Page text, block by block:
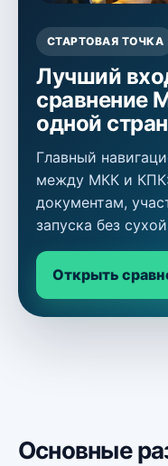
СТАРТОВАЯ ТОЧКА
Лучший
сравнение
одной
Главный
между МКК и
документам,
запуска без
Открыть
Основные